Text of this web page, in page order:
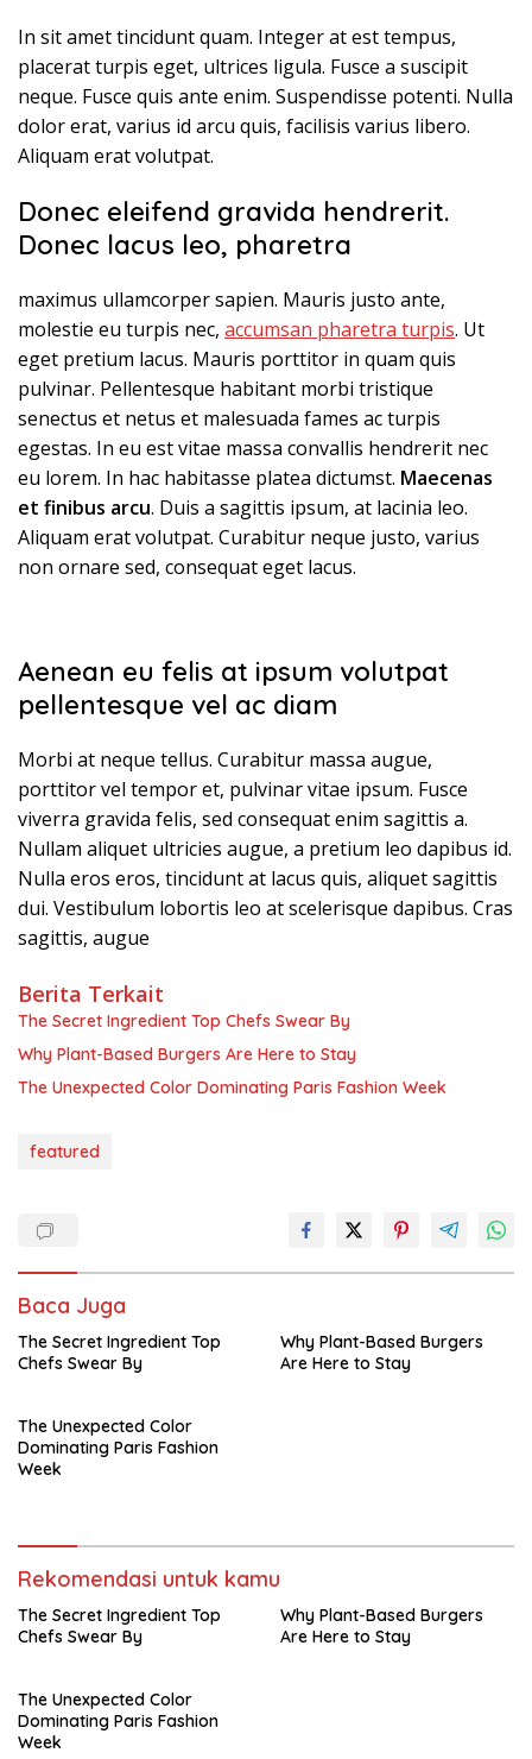
In sit amet tincidunt quam. Integer at est tempus,
placerat turpis eget, ultrices ligula. Fusce a suscipit
neque. Fusce quis ante enim. Suspendisse potenti. Nulla
dolor erat, varius id arcu quis, facilisis varius libero.
Aliquam erat volutpat.
Donec eleifend gravida hendrerit.
Donec lacus leo, pharetra
maximus ullamcorper sapien. Mauris justo ante,
molestie eu turpis nec, accumsan pharetra turpis. Ut
eget pretium lacus. Mauris porttitor in quam quis
pulvinar. Pellentesque habitant morbi tristique
senectus et netus et malesuada fames ac turpis
egestas. In eu est vitae massa convallis hendrerit nec
eu lorem. In hac habitasse platea dictumst. Maecenas
et finibus arcu. Duis a sagittis ipsum, at lacinia leo.
Aliquam erat volutpat. Curabitur neque justo, varius
non ornare sed, consequat eget lacus.
Aenean eu felis at ipsum volutpat
pellentesque vel ac diam
Morbi at neque tellus. Curabitur massa augue,
porttitor vel tempor et, pulvinar vitae ipsum. Fusce
viverra gravida felis, sed consequat enim sagittis a.
Nullam aliquet ultricies augue, a pretium leo dapibus id.
Nulla eros eros, tincidunt at lacus quis, aliquet sagittis
dui. Vestibulum lobortis leo at scelerisque dapibus. Cras
sagittis, augue
Berita Terkait
The Secret Ingredient Top Chefs Swear By
Why Plant-Based Burgers Are Here to Stay
The Unexpected Color Dominating Paris Fashion Week
featured
Baca Juga
The Secret Ingredient Top
Chefs Swear By
Why Plant-Based Burgers
Are Here to Stay
The Unexpected Color
Dominating Paris Fashion
Week
Rekomendasi untuk kamu
The Secret Ingredient Top
Chefs Swear By
Why Plant-Based Burgers
Are Here to Stay
The Unexpected Color
Dominating Paris Fashion
Week